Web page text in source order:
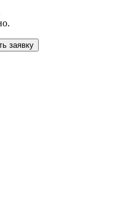
заявку